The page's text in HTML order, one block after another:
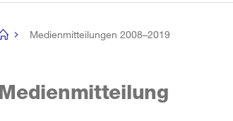
Medienmitteilungen 2008–2019